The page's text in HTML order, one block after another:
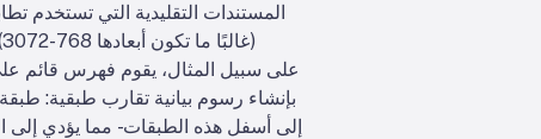
المستندات التقليدية التي تستخدم
إلى أسفل هذه الطبقات - مما يؤدي إلى